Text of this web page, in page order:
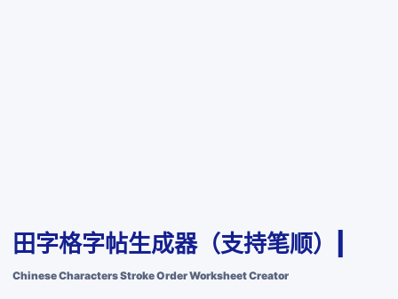
田字格字帖生成器（支持笔顺）|
Chinese Characters Stroke Order Worksheet Creator